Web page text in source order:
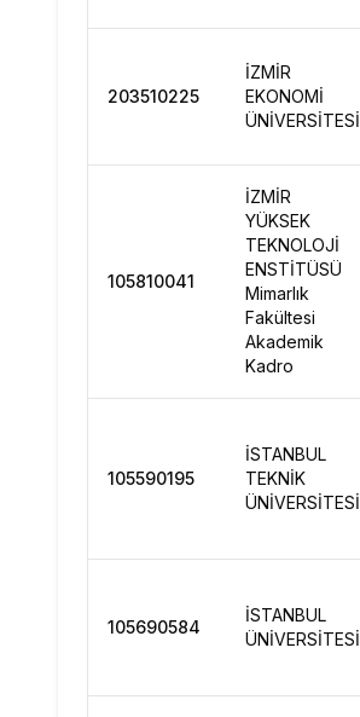
203510225
İZMİR
EKONOMİ
ÜNİVERSİTESİ
105810041
İZMİR
YÜKSEK
TEKNOLOJİ
ENSTİTÜSÜ
Mimarlık
Fakültesi
Akademik
Kadro
105590195
İSTANBUL
TEKNİK
ÜNİVERSİTESİ
105690584
İSTANBUL
ÜNİVERSİTESİ